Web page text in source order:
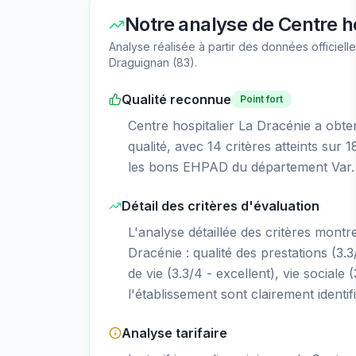
Notre analyse de Centre
Analyse réalisée à partir des données
Draguignan (83).
Qualité reconnue Point fort
Centre hospitalier La Dracénie a
qualité, avec 14 critères atteints sur
les bons EHPAD du département
Détail des critères d'évaluation
L'analyse détaillée des critères
Dracénie : qualité des prestations
de vie (3.3/4 - excellent), vie sociale
l'établissement sont clairement
Analyse tarifaire